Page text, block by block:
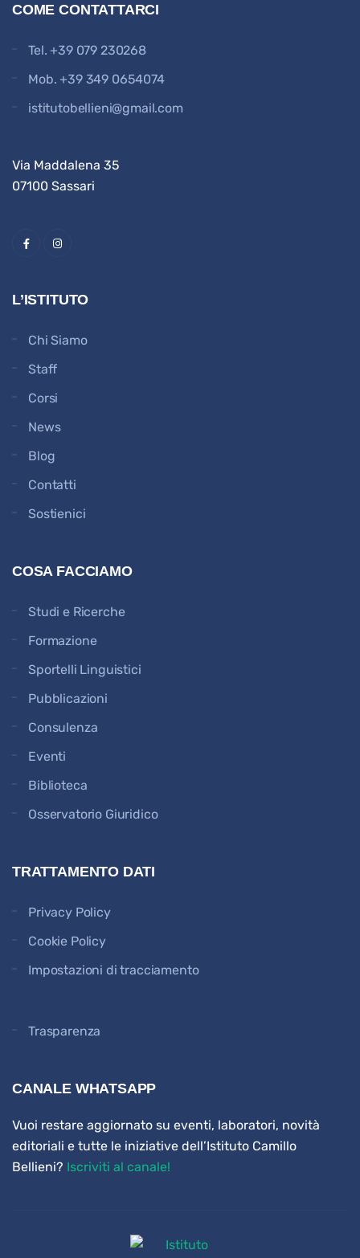
COME CONTATTARCI
Tel.+39 079 230268
Mob.+39 349 0654074
istitutobellieni@gmail.com
Via Maddalena 35
07100 Sassari
L’ISTITUTO
Chi Siamo
Staff
Corsi
News
Blog
Contatti
Sostienici
COSA FACCIAMO
Studi e Ricerche
Formazione
Sportelli Linguistici
Pubblicazioni
Consulenza
Eventi
Biblioteca
Osservatorio Giuridico
TRATTAMENTO DATI
Privacy Policy
Cookie Policy
Impostazioni di tracciamento
Trasparenza
CANALE WHATSAPP
Vuoi restare aggiornato su eventi, laboratori, novità
editoriali e tutte le iniziative dell’Istituto Camillo
Bellieni? Iscriviti al canale!